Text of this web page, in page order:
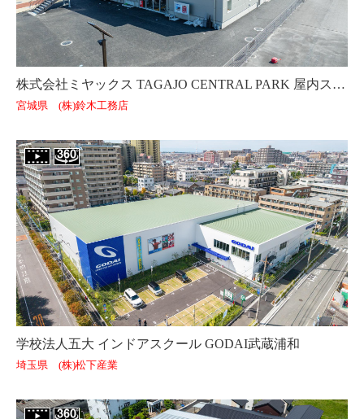
株式会社ミヤックス TAGAJO CENTRAL PARK 屋内スケートパーク棟
宮城県 (株)鈴木工務店
学校法人五大 インドアスクール GODAI武蔵浦和
埼玉県 (株)松下産業